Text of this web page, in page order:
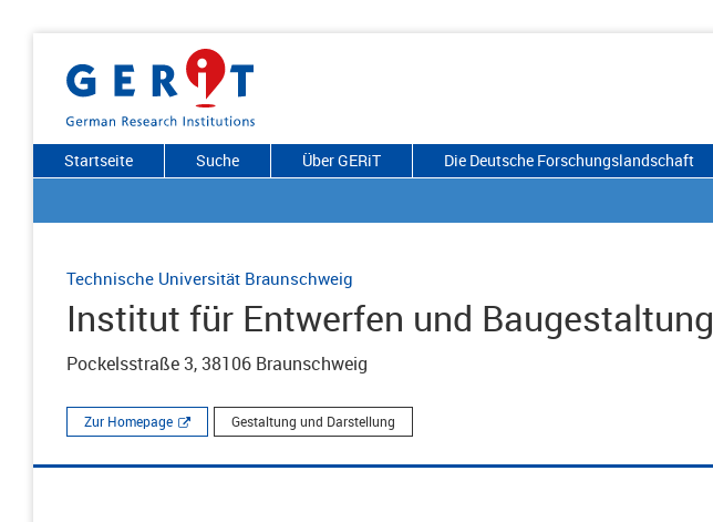
Startseite Suche Über GERiT Die Deutsche Forschungslandschaft
Technische Universität Braunschweig
Institut für Entwerfen und Baugestaltung
Pockelsstraße 3, 38106 Braunschweig
Zur Homepage Gestaltung und Darstellung